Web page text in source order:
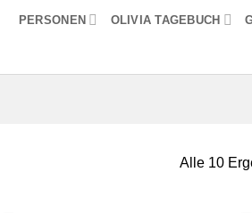
PERSONEN OLIVIA TAGEBUCH
Alle 10